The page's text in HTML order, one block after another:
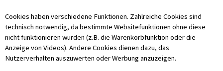
Cookies haben verschiedene Funktionen. Zahlreiche Cookies sind
technisch notwendig, da bestimmte Websitefunktionen ohne diese
nicht funktionieren würden (z.B. die Warenkorbfunktion oder die
Anzeige von Videos). Andere Cookies dienen dazu, das
Nutzerverhalten auszuwerten oder Werbung anzuzeigen.